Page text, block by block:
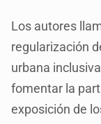
Los autores
regularización
urbana
fomentar la
exposición de